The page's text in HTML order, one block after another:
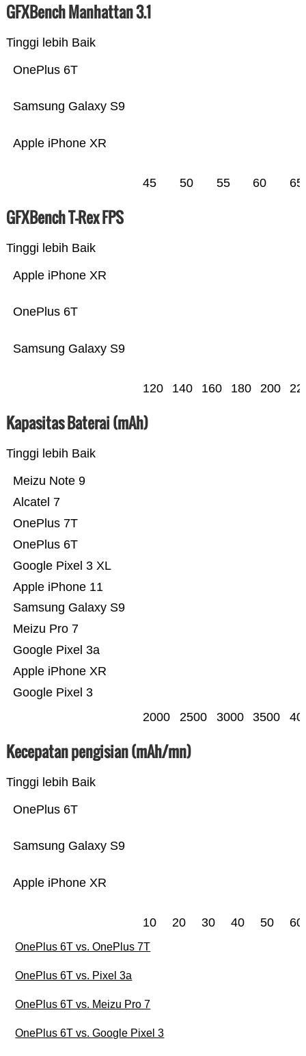
GFXBench Manhattan 3.1
Tinggi lebih Baik
Apple iPhone XR
Samsung Galaxy S9
OnePlus 6T
45 50 55 60 65
GFXBench T-Rex FPS
Tinggi lebih Baik
Samsung Galaxy S9
OnePlus 6T
Apple iPhone XR
120 140 160 180 200
Kapasitas Baterai (mAh)
Tinggi lebih Baik
Google Pixel 3
Apple iPhone XR
Google Pixel 3a
Meizu Pro 7
Samsung Galaxy S9
Apple iPhone 11
Google Pixel 3 XL
OnePlus 6T
OnePlus 7T
Alcatel 7
Meizu Note 9
2000 2500 3000 3500
Kecepatan pengisian (mAh/mn)
Tinggi lebih Baik
Apple iPhone XR
Samsung Galaxy S9
OnePlus 6T
10 20 30 40 50 60
OnePlus 6T vs. OnePlus 7T
OnePlus 6T vs. Pixel 3a
OnePlus 6T vs. Meizu Pro 7
OnePlus 6T vs. Google Pixel 3